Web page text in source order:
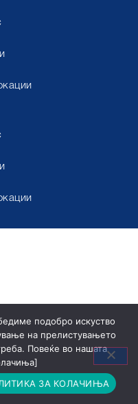
подобро искуство
на прелистувањето
Повеќе во нашата
ЗА КОЛАЧИЊА